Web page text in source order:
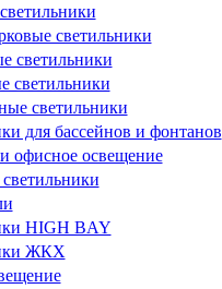
светильники
светильники
светильники
светильники
для бассейнов и фонтанов
офисное освещение
HIGH BAY
ЖКХ